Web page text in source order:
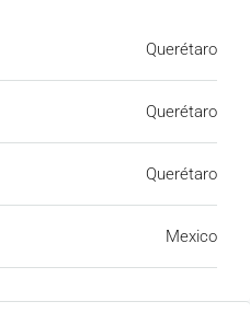
Querétaro
Querétaro
Querétaro
Mexico